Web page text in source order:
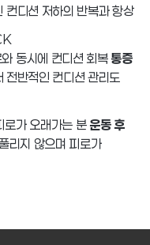
컨디션 저하의 반복과 항상
통증
전반적인 컨디션 관리도
운동 후
리지 않으며 피로가